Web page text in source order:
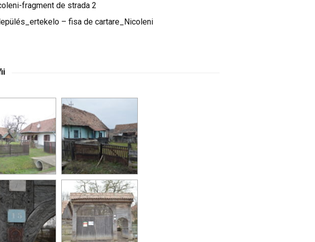
fragment de strada 2
– fisa de cartare_Nicoleni